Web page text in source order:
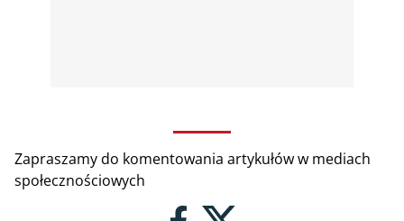
Zapraszamy do komentowania artykułów w mediach
społecznościowych